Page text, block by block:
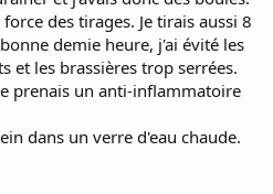
des tirages. Je tirais aussi 8
demie heure, j'ai évité les
et les brassières trop serrées.
prenais un anti-inflammatoire
dans un verre d'eau chaude.